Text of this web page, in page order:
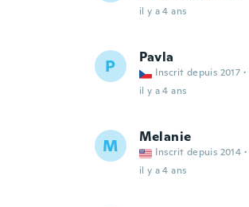
il y a 4 ans
P Pavla
Inscrit depuis 2017 ·
il y a 4 ans
M Melanie
Inscrit depuis 2014 ·
il y a 4 ans